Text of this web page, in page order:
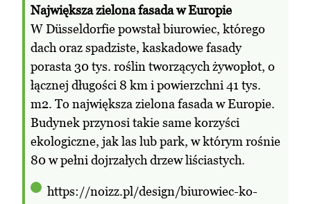
Największa zielona fasada w Europie
W Düsseldorfie powstał biurowiec, którego
dach oraz spadziste, kaskadowe fasady
porasta 30 tys. roślin tworzących żywopłot, o
łącznej długości 8 km i powierzchni 41 tys.
m2. To największa zielona fasada w Europie.
Budynek przynosi takie same korzyści
ekologiczne, jak las lub park, w którym rośnie
80 w pełni dojrzałych drzew liściastych.
https://noizz.pl/design/biurowiec-ko-